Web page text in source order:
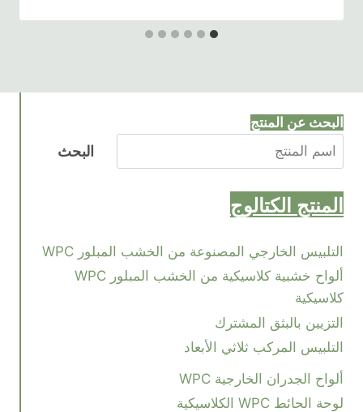
البحث عن المنتج
البحث
المنتج الكتالوج
التلبيس الخارجي المصنوعة من الخشب المبلور WPC
ألواح خشبية كلاسيكية من الخشب المبلور WPC
كلاسيكية
التزيين بالبثق المشترك
التلبيس المركب ثلاثي الأبعاد
ألواح الجدران الخارجية WPC
لوحة الحائط WPC الكلاسيكية